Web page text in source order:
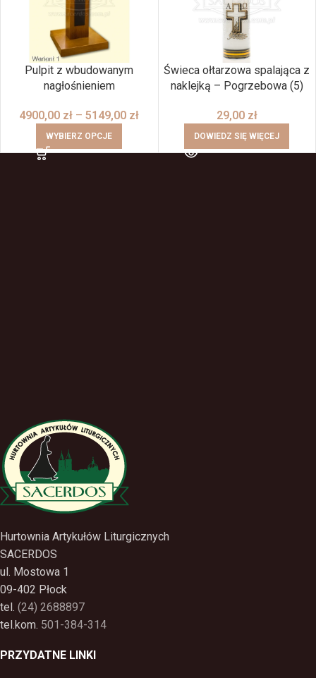
Pulpit z wbudowanym
nagłośnieniem
4900,00 zł – 5149,00 zł
WYBIERZ OPCJE
Świeca ołtarzowa spalająca z
naklejką – Pogrzebowa (5)
29,00 zł
DOWIEDZ SIĘ WIĘCEJ
Hurtownia Artykułów Liturgicznych
SACERDOS
ul. Mostowa 1
09-402 Płock
tel. (24) 2688897
tel.kom. 501-384-314
PRZYDATNE LINKI